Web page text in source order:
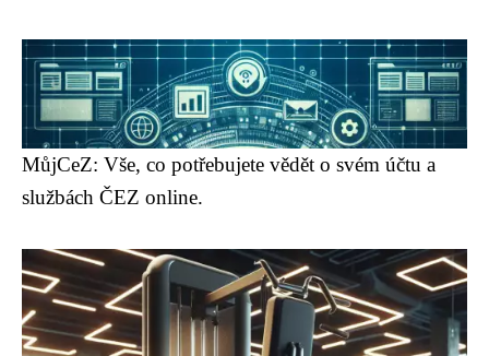
MůjCeZ: Vše, co potřebujete vědět o svém účtu a
službách ČEZ online.